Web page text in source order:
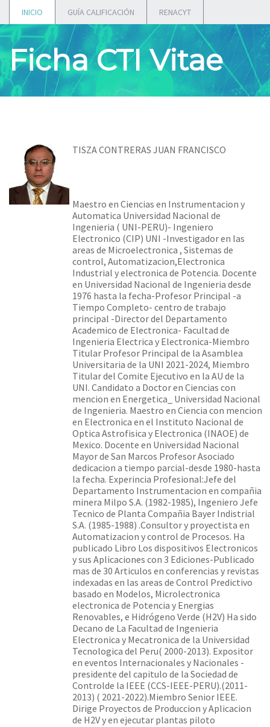
INICIO GUÍA CALIFICACIÓN RENACYT
Ficha CTI Vitae
TISZA CONTRERAS JUAN FRANCISCO
Maestro en Ciencias en Instrumentacion y
Automatica Universidad Nacional de
Ingenieria ( UNI-PERU)- Ingeniero
Electronico (CIP) UNI -Investigador en las
areas de Microelectronica , Sistemas de
control, Automatizacion,Electronica
Industrial y electronica de Potencia. Docente
en Universidad Nacional de Ingenieria desde
1976 hasta la fecha-Profesor Principal -a
Tiempo Completo- centro de trabajo
principal -Director del Departamento
Academico de Electronica- Facultad de
Ingenieria Electrica y Electronica-Miembro
Titular Profesor Principal de la Asamblea
Universitaria de la UNI 2021-2024, Miembro
Titular del Comite Ejecutivo en la AU de la
UNI. Candidato a Doctor en Ciencias con
mencion en Energetica_ Universidad Nacional
de Ingenieria. Maestro en Ciencia con mencion
en Electronica en el Instituto Nacional de
Optica Astrofisica y Electronica (INAOE) de
Mexico. Docente en Universidad Nacional
Mayor de San Marcos Profesor Asociado
dedicacion a tiempo parcial-desde 1980-hasta
la fecha. Experincia Profesional:Jefe del
Departamento Instrumentacion en compañia
minera Milpo S.A. (1982-1985), Ingeniero Jefe
Tecnico de Planta Compañia Bayer Indistrial
S.A. (1985-1988) .Consultor y proyectista en
Automatizacion y control de Procesos. Ha
publicado Libro Los dispositivos Electronicos
y sus Aplicaciones con 3 Ediciones-Publicado
mas de 30 Articulos en conferencias y revistas
indexadas en las areas de Control Predictivo
basado en Modelos, Microlectronica
electronica de Potencia y Energias
Renovables, e Hidrógeno Verde (H2V) Ha sido
Decano de La Facultad de Ingenieria
Electronica y Mecatronica de la Universidad
Tecnologica del Peru( 2000-2013). Expositor
en eventos Internacionales y Nacionales -
presidente del capitulo de la Sociedad de
Controlde la IEEE (CCS-IEEE-PERU).(2011-
2013) ( 2021-2022).Miembro Senior IEEE.
Dirige Proyectos de Produccion y Aplicacion
de H2V y en ejecutar plantas piloto